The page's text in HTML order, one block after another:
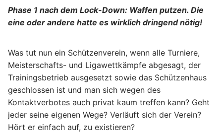
Phase 1 nach dem Lock-Down: Waffen putzen. Die
eine oder andere hatte es wirklich dringend nötig!
Was tut nun ein Schützenverein, wenn alle Turniere,
Meisterschafts- und Ligawettkämpfe abgesagt, der
Trainingsbetrieb ausgesetzt sowie das Schützenhaus
geschlossen ist und man sich wegen des
Kontaktverbotes auch privat kaum treffen kann? Geht
jeder seine eigenen Wege? Verläuft sich der Verein?
Hört er einfach auf, zu existieren?